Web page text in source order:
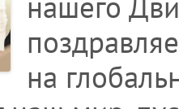
на